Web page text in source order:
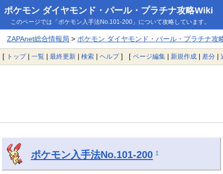
ポケモン ダイヤモンド・パール・プラチナ攻略Wiki
このページでは「ポケモン入手法No.101-200」について攻略しています。
ZAPAnet総合情報局 > ポケモン ダイヤモンド・パール・プラチナ攻
[ トップ| 一覧 | 最終更新 | 検索 | ヘルプ] [ ページ編集 | 新規作成 | 差分 |
ポケモン入手法No.101-200 †